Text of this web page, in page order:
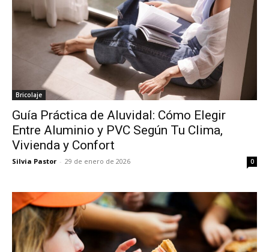
Bricolaje
Guía Práctica de Aluvidal: Cómo Elegir
Entre Aluminio y PVC Según Tu Clima,
Vivienda y Confort
Silvia Pastor - 29 de enero de 2026 0